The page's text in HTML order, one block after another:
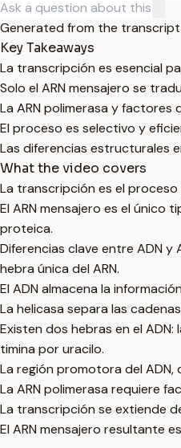
Generated from the
Key Takeaways
La transcripción es esencial
Solo el ARN mensajero se
La ARN polimerasa y
El proceso es selectivo y
Las diferencias estructurales
What the video covers
La transcripción es el proceso
El ARN mensajero es el único
proteica.
Diferencias clave entre ADN y
hebra única del ARN.
El ADN almacena la
La helicasa separa las
Existen dos hebras en el
timina por uracilo.
La región promotora del ADN,
La ARN polimerasa requiere
La transcripción se extiende
El ARN mensajero resultante